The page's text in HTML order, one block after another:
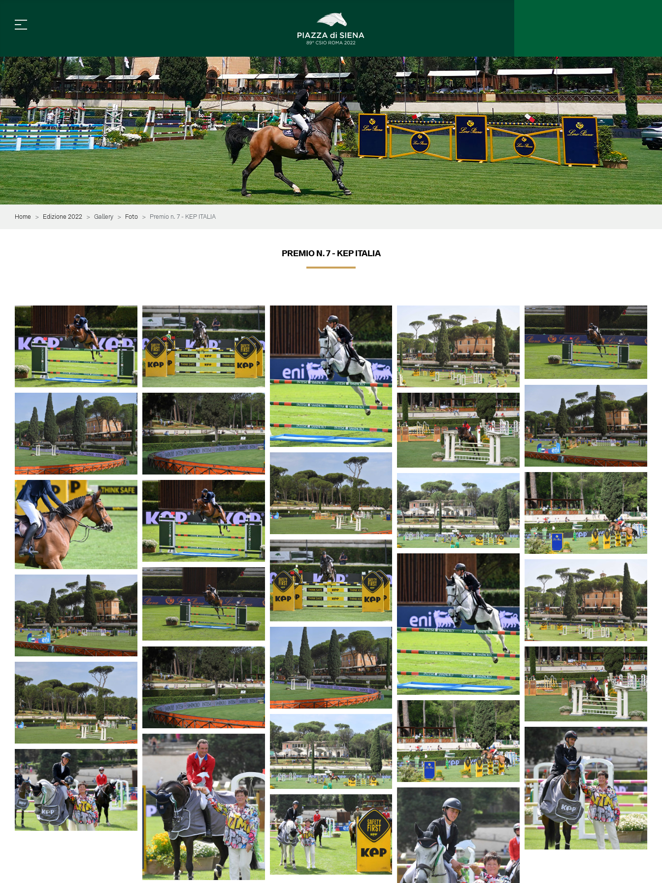
Home Edizione 2022 Gallery Foto Premio n. 7 - KEP ITALIA
PREMIO N. 7 - KEP ITALIA